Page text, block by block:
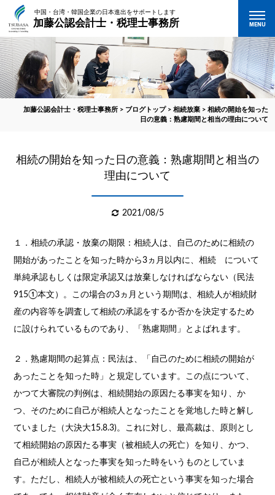
中国・台湾・韓国企業の日本進出をサポートします
加藤公認会計士・税理士事務所 MENU
加藤公認会計士・税理士事務所 > ブログトップ > 相続放棄 > 相続の開始を知った
日の意義：熟慮期間と相当の理由について
相続の開始を知った日の意義：熟慮期間と相当の
理由について
2021/08/5
１．相続の承認・放棄の期限：相続人は、自己のために相続の
開始があったことを知った時から3ヵ月以内に、相続 について
単純承認もしくは限定承認又は放棄しなければならない（民法
915①本文）。この場合の3ヵ月という期間は、相続人が相続財
産の内容等を調査して相続の承認をするか否かを決定するため
に設けられているものであり、「熟慮期間」とよばれます。
２．熟慮期間の起算点：民法は、「自己のために相続の開始が
あったことを知った時」と規定しています。この点について、
かつて大審院の判例は、相続開始の原因たる事実を知り、か
つ、そのために自己が相続人となったことを覚地した時と解し
ていました（大決大15.8.3)。これに対し、最高裁は、原則とし
て相続開始の原因たる事実（被相続人の死亡）を知り、かつ、
自己が相続人となった事実を知った時をいうものとしていま
す。ただし、相続人が被相続人の死亡という事実を知った場合